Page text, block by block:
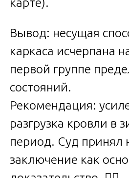
Вывод: несущая
каркаса исчерпана
первой группе
состояний.
Рекомендация:
разгрузка кровли в
период. Суд принял
заключение как